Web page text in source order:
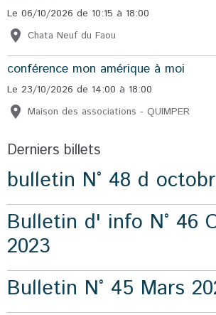
Le 06/10/2026 de 10:15 à 18:00
Chata Neuf du Faou
conférence mon amérique à moi
Le 23/10/2026 de 14:00 à 18:00
Maison des associations - QUIMPER
Derniers billets
bulletin N° 48 d
Bulletin d' info N° 46
2023
Bulletin N° 45 Mars